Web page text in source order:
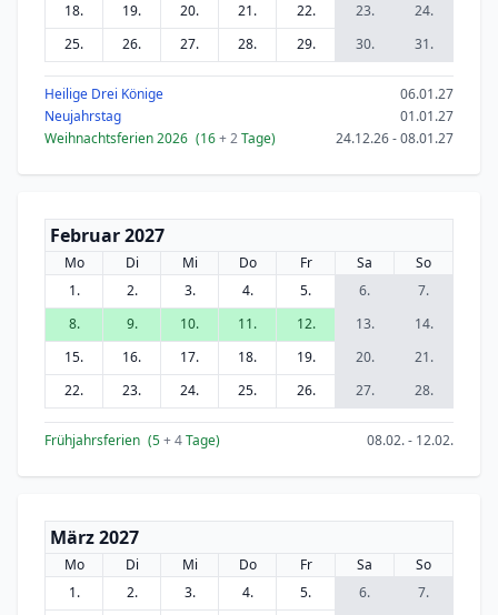
18.
19. 20. 21. 22. 23.
24.
25.
26. 27. 28. 29. 30. 31.
Heilige Drei Könige
06.01.27
Neujahrstag
01.01.27
Weihnachtsferien 2026 (16+ 2Tage) 24.12.26 - 08.01.27
Februar 2027
Mo Di Mi Do Fr Sa
So
1.
2. 3. 4. 5. 6.
7.
8.
9. 10. 11. 12. 13.
14.
15.
16. 17. 18. 19. 20.
21.
22.
23. 24. 25. 26. 27. 28.
Frühjahrsferien (5+ 4Tage) 08.02. - 12.02.
März 2027
Mo Di Mi Do Fr Sa
So
1.
2. 3. 4. 5. 6.
7.